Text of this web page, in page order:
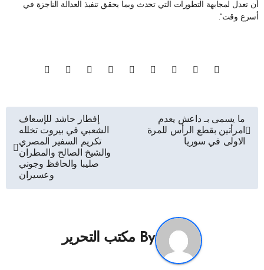
أن تعدل لمجابهة التطورات التي تحدث وبما يحقق تنفيذ العدالة الناجزة في
أسرع وقت”.
تصفّح
المقالات
ما يسمى بـ داعش يعدم
امرأتين بقطع الرأس للمرة
الاولى في سوريا
إفطار حاشد للإسعاف
الشعبي في بيروت تخلله
تكريم السفير المصري
والشيخ الصالح والمطران
صليبا والحافظ وجوني
وعسيران
By مكتب التحرير